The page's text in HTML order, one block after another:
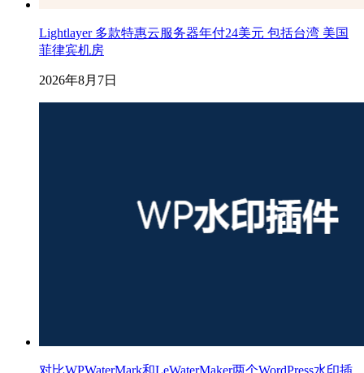
Lightlayer 多款特惠云服务器年付24美元 包括台湾 美国
菲律宾机房
2026年8月7日
对比WPWaterMark和LeWaterMaker两个WordPress水印插